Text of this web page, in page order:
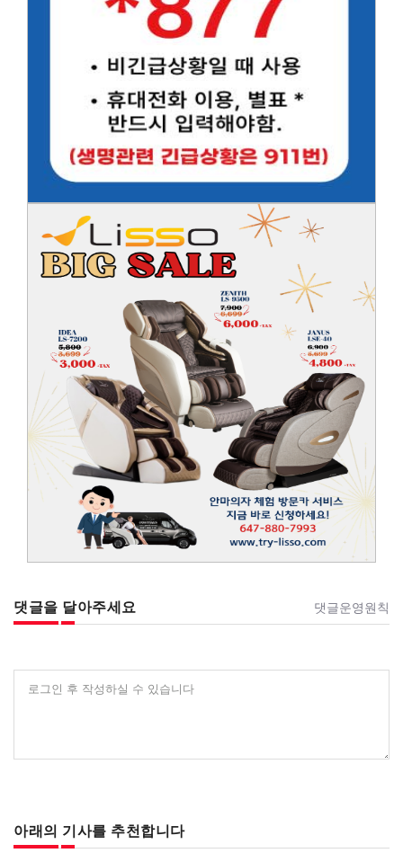
댓글을 달아주세요 댓글운영원칙
로그인 후 작성하실 수 있습니다
아래의 기사를 추천합니다